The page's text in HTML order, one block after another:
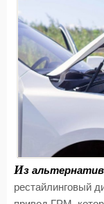
Из
рестайлинговый